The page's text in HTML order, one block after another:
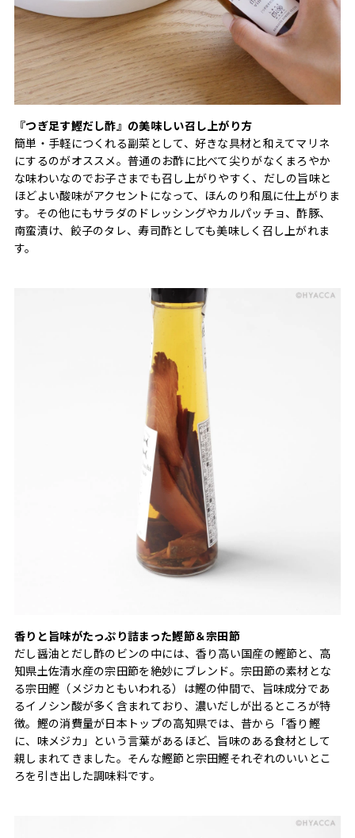
『つぎ足す鰹だし酢』の美味しい召し上がり方
簡単・手軽につくれる副菜として、好きな具材と和えてマリネ
にするのがオススメ。普通のお酢に比べて尖りがなくまろやか
な味わいなのでお子さまでも召し上がりやすく、だしの旨味と
ほどよい酸味がアクセントになって、ほんのり和風に仕上がりま
す。その他にもサラダのドレッシングやカルパッチョ、酢豚、
南蛮漬け、餃子のタレ、寿司酢としても美味しく召し上がれま
す。
香りと旨味がたっぷり詰まった鰹節＆宗田節
だし醤油とだし酢のビンの中には、香り高い国産の鰹節と、高
知県土佐清水産の宗田節を絶妙にブレンド。宗田節の素材とな
る宗田鰹（メジカともいわれる）は鰹の仲間で、旨味成分であ
るイノシン酸が多く含まれており、濃いだしが出るところが特
徴。鰹の消費量が日本トップの高知県では、昔から「香り鰹
に、味メジカ」という言葉があるほど、旨味のある食材として
親しまれてきました。そんな鰹節と宗田鰹それぞれのいいとこ
ろを引き出した調味料です。